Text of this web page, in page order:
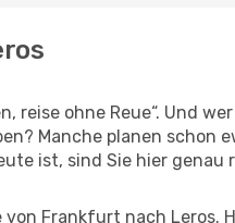
reise ohne Reue“. Und
Manche planen schon
ist, sind Sie hier genau
Frankfurt nach Leros.